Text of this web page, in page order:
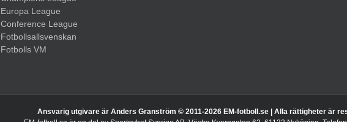
Europa League
Conference League
Fotbollsallsvenskan
Fotbolls VM
Ansvarig utgivare är Anders Granström © 2011-2026 EM-fotboll.se | Alla rättigheter är